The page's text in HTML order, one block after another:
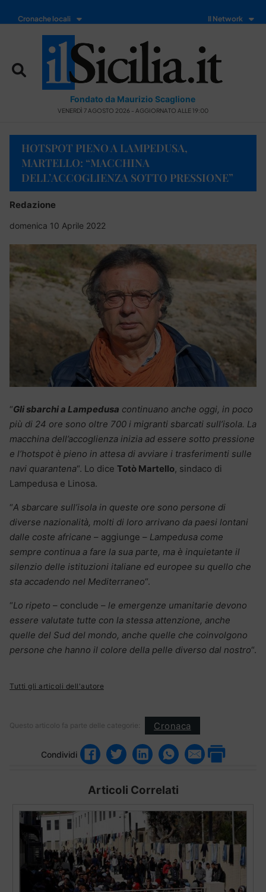
Cronache locali Il Network
Fondato da Maurizio Scaglione
VENERDÌ 7 AGOSTO 2026 - AGGIORNATO ALLE 19:00
HOTSPOT PIENO A LAMPEDUSA,
MARTELLO: “MACCHINA
DELL’ACCOGLIENZA SOTTO PRESSIONE”
Redazione
domenica 10 Aprile 2022
“Gli sbarchi a Lampedusa continuano anche oggi, in poco
più di 24 ore sono oltre 700 i migranti sbarcati sull’isola. La
macchina dell’accoglienza inizia ad essere sotto pressione
e l’hotspot è pieno in attesa di avviare i trasferimenti sulle
navi quarantena“. Lo dice Totò Martello, sindaco di
Lampedusa e Linosa.
“A sbarcare sull’isola in queste ore sono persone di
diverse nazionalità, molti di loro arrivano da paesi lontani
dalle coste africane – aggiunge – Lampedusa come
sempre continua a fare la sua parte, ma è inquietante il
silenzio delle istituzioni italiane ed europee su quello che
sta accadendo nel Mediterraneo“.
“Lo ripeto – conclude – le emergenze umanitarie devono
essere valutate tutte con la stessa attenzione, anche
quelle del Sud del mondo, anche quelle che coinvolgono
persone che hanno il colore della pelle diverso dal nostro“.
Tutti gli articoli dell'autore
Questo articolo fa parte delle categorie: Cronaca
Condividi
Articoli Correlati